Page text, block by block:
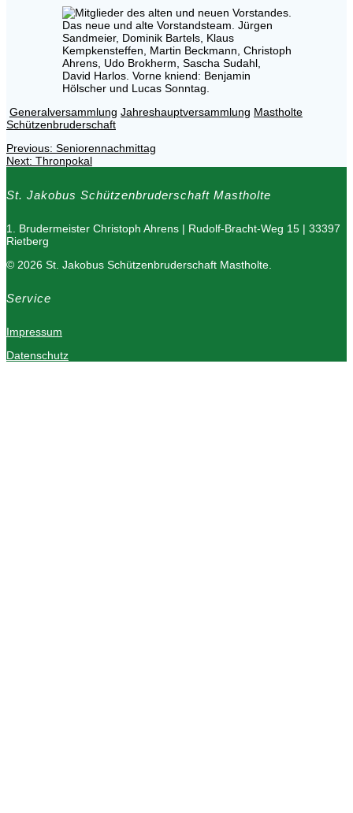
Das neue und alte Vorstandsteam. Jürgen
Sandmeier, Dominik Bartels, Klaus
Kempkensteffen, Martin Beckmann, Christoph
Ahrens, Udo Brokherm, Sascha Sudahl,
David Harlos. Vorne kniend: Benjamin
Hölscher und Lucas Sonntag.
Generalversammlung Jahreshauptversammlung Mastholte
Schützenbruderschaft
Beitragsnavigation
Previous: Previous
post:
Seniorennachmittag
Next: Next
Thronpokal
St. Jakobus Schützenbruderschaft Mastholte
1. Brudermeister Christoph Ahrens | Rudolf-Bracht-Weg 15 | 33397
Rietberg
© 2026 St. Jakobus Schützenbruderschaft Mastholte.
Service
Impressum
Datenschutz